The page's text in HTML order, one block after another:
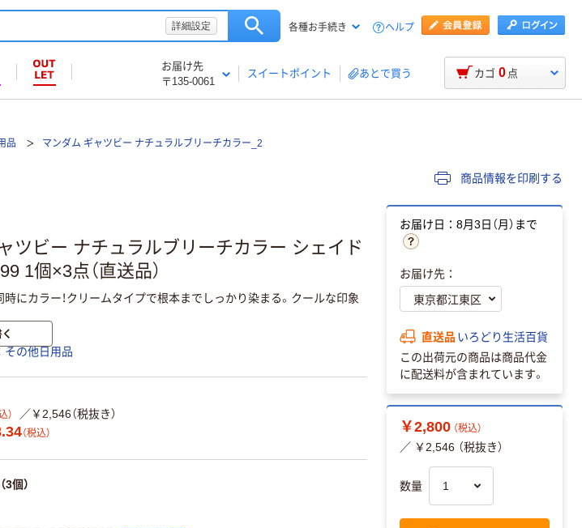
詳細設定 各種お手続き ヘルプ
お届け先
〒135-0061
スイートポイント あとで買う カゴ 0 点
品 マンダム ギャツビー ナチュラルブリーチカラー_2
商品情報を印刷する
ツビー ナチュラルブリーチカラー シェイド
1個×3点（直送品）
にカラー！クリームタイプで根本までしっかり染まる。クールな印象
その他日用品
）
／￥2,546（税抜き）
（税込）
個）
お届け日：8月3日（月）まで
お届け先：
直送品 いろどり生活百貨
この出荷元の商品は商品代金
に配送料が含まれています。
￥2,800 （税込）
／ ￥2,546 （税抜き）
数量